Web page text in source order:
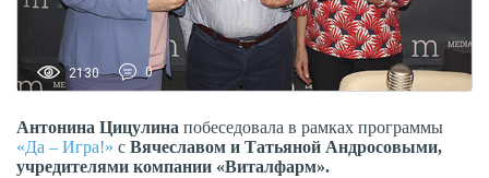
2130 0
Антонина Цицулина побеседовала в рамках программы
«Да – Игра!» c Вячеславом и Татьяной Андросовыми,
учредителями компании «Виталфарм».